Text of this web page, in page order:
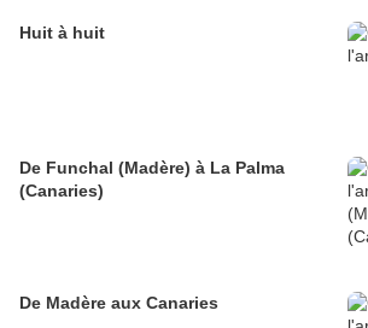
Huit à huit
De Funchal (Madère) à La Palma
(Canaries)
De Madère aux Canaries